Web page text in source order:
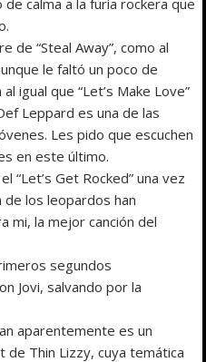
de “Steal Away”, como al
le faltó un poco de
igual que “Let’s Make Love”
Leppard es una de las
Les pido que escuchen
en este último.
“Let’s Get Rocked” una vez
los leopardos han
mi, la mejor canción del
segundos
Jovi, salvando por la
aparentemente es un
de Thin Lizzy, cuya temática